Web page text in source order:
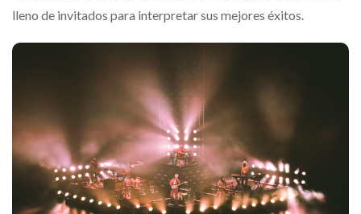
lleno de invitados para interpretar sus mejores éxitos.